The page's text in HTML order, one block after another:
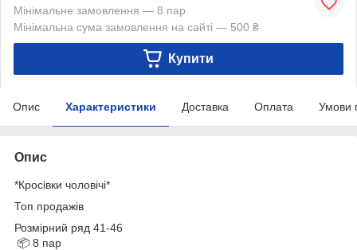
Мінімальне замовлення — 8 пар
Мінімальна сума замовлення на сайті — 500 ₴
Купити
Опис Характеристики Доставка Оплата Умови
Опис
*Кросівки чоловічі*
Топ продажів
Розмірний ряд 41-46
📦 8 пар